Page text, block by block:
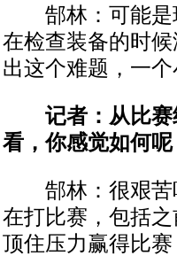
郜林：可能是
在检查装备的时
出这个难题，一个
记者：从比赛
看，你感觉如何呢
郜林：很艰苦
在打比赛，包括
顶住压力赢得比